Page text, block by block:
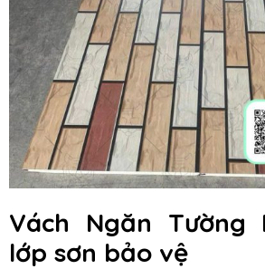
Vách Ngăn Tường
lớp sơn bảo vệ